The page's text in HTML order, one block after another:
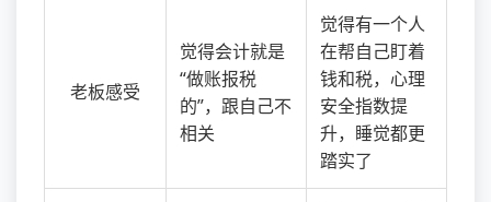
老板感受
觉得会计就是
“做账报税
的”，跟自己不
相关
觉得有一个人
在帮自己盯着
钱和税，心理
安全指数提
升，睡觉都更
踏实了